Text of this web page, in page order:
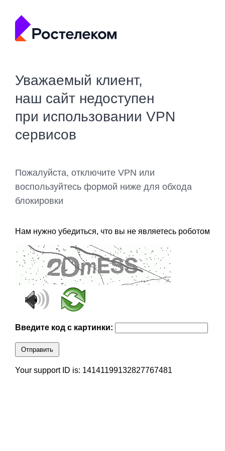
Уважаемый клиент,
наш сайт недоступен
при использовании VPN
сервисов
Пожалуйста, отключите VPN или
воспользуйтесь формой ниже для обхода
блокировки
Нам нужно убедиться, что вы не являетесь роботом
Введите код с картинки:
Отправить
Your support ID is: 14141199132827767481